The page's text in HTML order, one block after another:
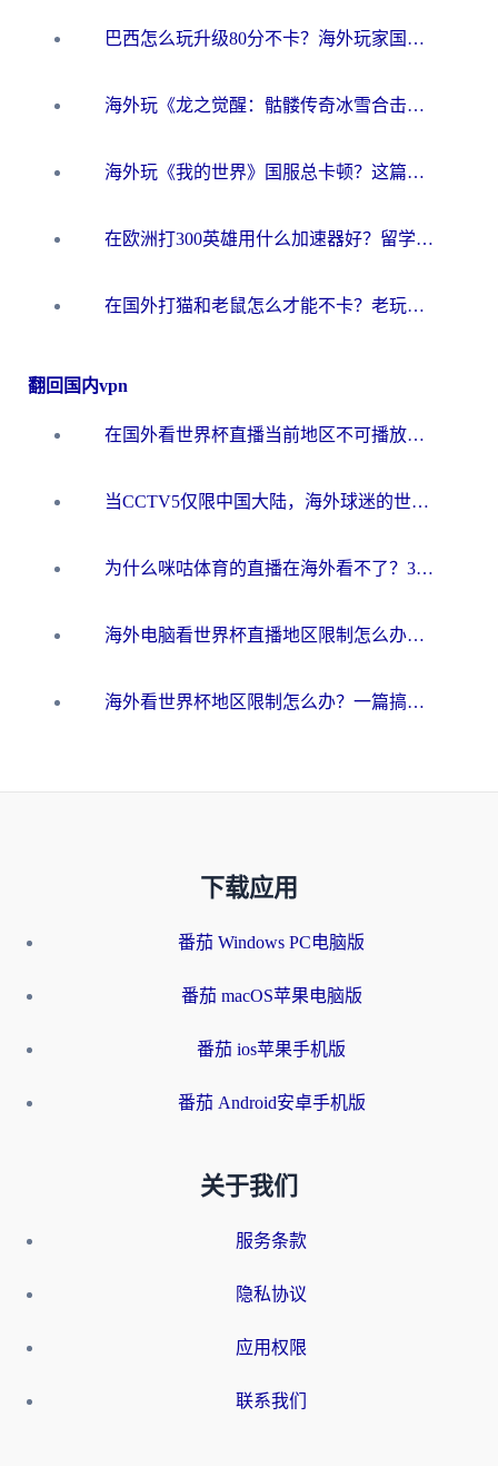
巴西怎么玩升级80分不卡？海外玩家国服游戏加速器终极指南（附避坑技巧）
海外玩《龙之觉醒：骷髅传奇冰雪合击》延迟高？这篇指南帮你解决卡顿烦恼！
海外玩《我的世界》国服总卡顿？这篇我的世界游戏加速器指南帮你解决所有问题
在欧洲打300英雄用什么加速器好？留学生亲测有效的解决方案来了
在国外打猫和老鼠怎么才能不卡？老玩家亲测的终极加速指南
翻回国内vpn
在国外看世界杯直播当前地区不可播放？海外党必看的回国加速全攻略
当CCTV5仅限中国大陆，海外球迷的世界杯狂欢如何继续？
为什么咪咕体育的直播在海外看不了？3步解决海外看世界杯+抖音地区限制难题
海外电脑看世界杯直播地区限制怎么办？你需要一个聪明的加速器
海外看世界杯地区限制怎么办？一篇搞定咪咕视频播放+国内资源无缝访问指南
下载应用
番茄 Windows PC电脑版
番茄 macOS苹果电脑版
番茄 ios苹果手机版
番茄 Android安卓手机版
关于我们
服务条款
隐私协议
应用权限
联系我们